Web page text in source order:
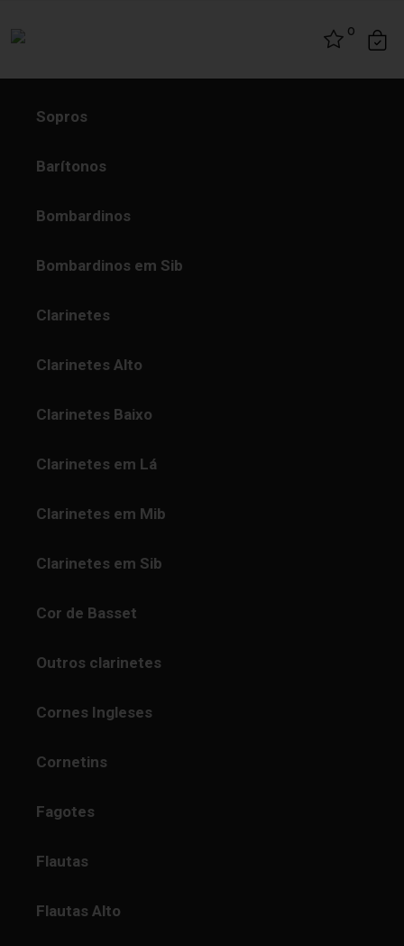
0
Sopros
Barítonos
Bombardinos
Bombardinos em Sib
Clarinetes
Clarinetes Alto
Clarinetes Baixo
Clarinetes em Lá
Clarinetes em Mib
Clarinetes em Sib
Cor de Basset
Outros clarinetes
Cornes Ingleses
Cornetins
Fagotes
Flautas
Flautas Alto